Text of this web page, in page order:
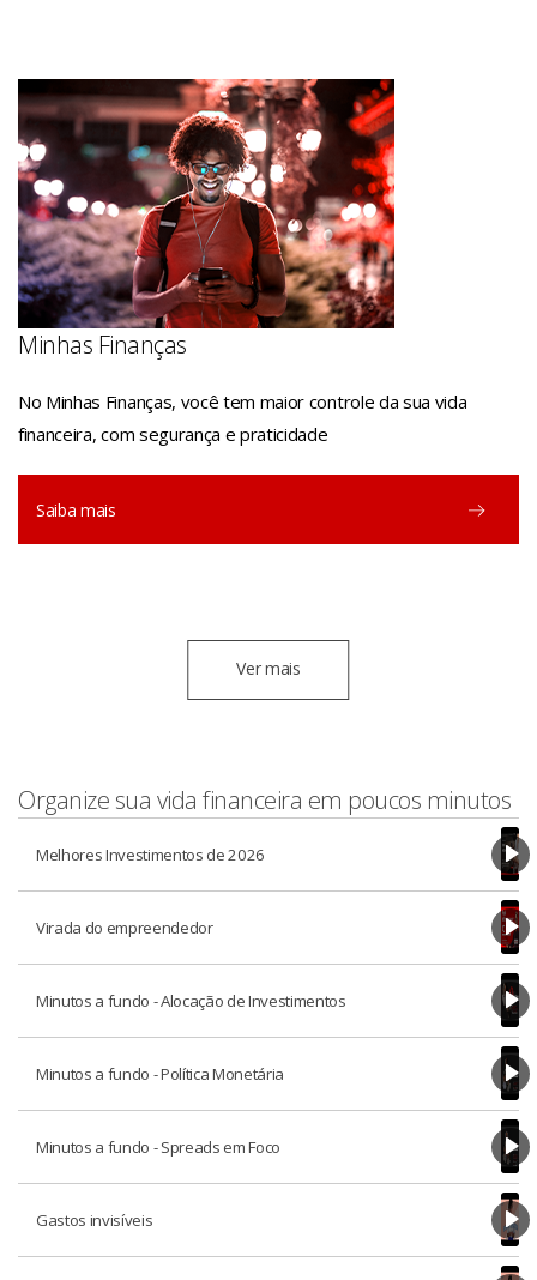
Minhas Finanças
No Minhas Finanças, você tem maior controle da sua vida
financeira, com segurança e praticidade
Saiba mais
Ver mais
Organize sua vida financeira em poucos minutos
Melhores Investimentos de 2026
Virada do empreendedor
Minutos a fundo - Alocação de Investimentos
Minutos a fundo - Política Monetária
Minutos a fundo - Spreads em Foco
Gastos invisíveis